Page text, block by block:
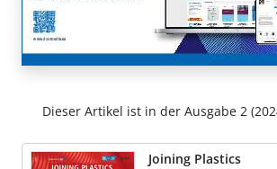
Dieser Artikel ist in der Ausgabe 2
Joining Plastics